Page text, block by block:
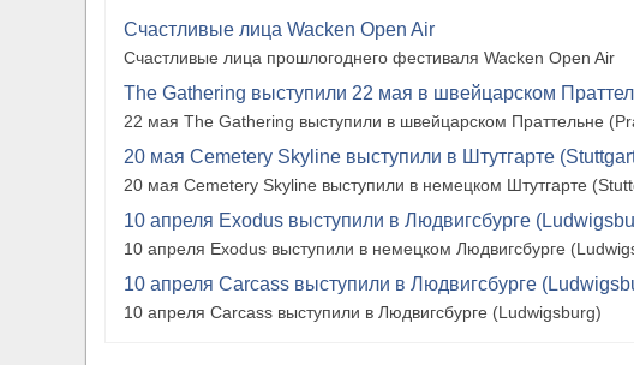
Счастливые лица Wacken Open Air
Счастливые лица прошлогоднего фестиваля Wacken Open Air
The Gathering выступили 22 мая в швейцарском
22 мая The Gathering выступили в швейцарском Праттельне
20 мая Cemetery Skyline выступили в Штутгарте
20 мая Cemetery Skyline выступили в немецком Штутгарте
10 апреля Exodus выступили в Людвигсбурге
10 апреля Exodus выступили в немецком Людвигсбурге
10 апреля Carcass выступили в Людвигсбурге
10 апреля Carcass выступили в Людвигсбурге (Ludwigsburg)